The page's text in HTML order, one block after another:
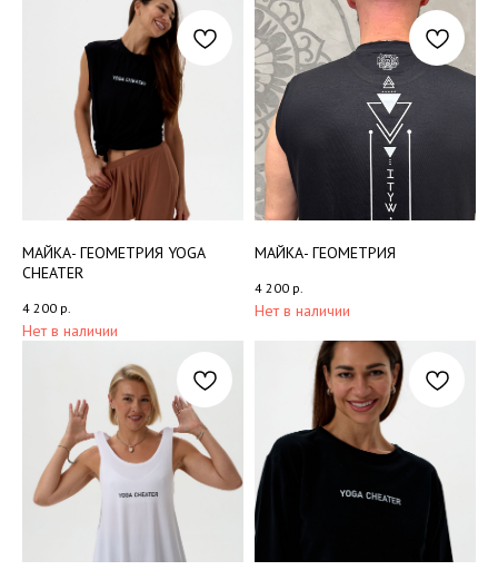
МАЙКА- ГЕОМЕТРИЯ YOGA
CHEATER
4 200 р.
Нет в наличии
МАЙКА- ГЕОМЕТРИЯ
4 200 р.
Нет в наличии